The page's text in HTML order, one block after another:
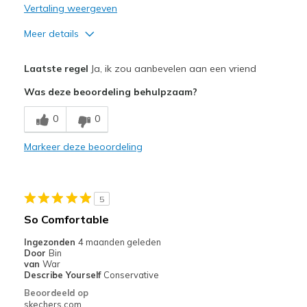
Vertaling weergeven
Meer details
Beste toepassingen
Casual Wear
View On Shoes
Shoes are for Wearing
Laatste regel Ja, ik zou aanbevelen aan een vriend
Was deze beoordeling behulpzaam?
0 0
Markeer deze beoordeling
5
So Comfortable
Ingezonden 4 maanden geleden
Door Bin
van War
Describe Yourself Conservative
Beoordeeld op
skechers.com